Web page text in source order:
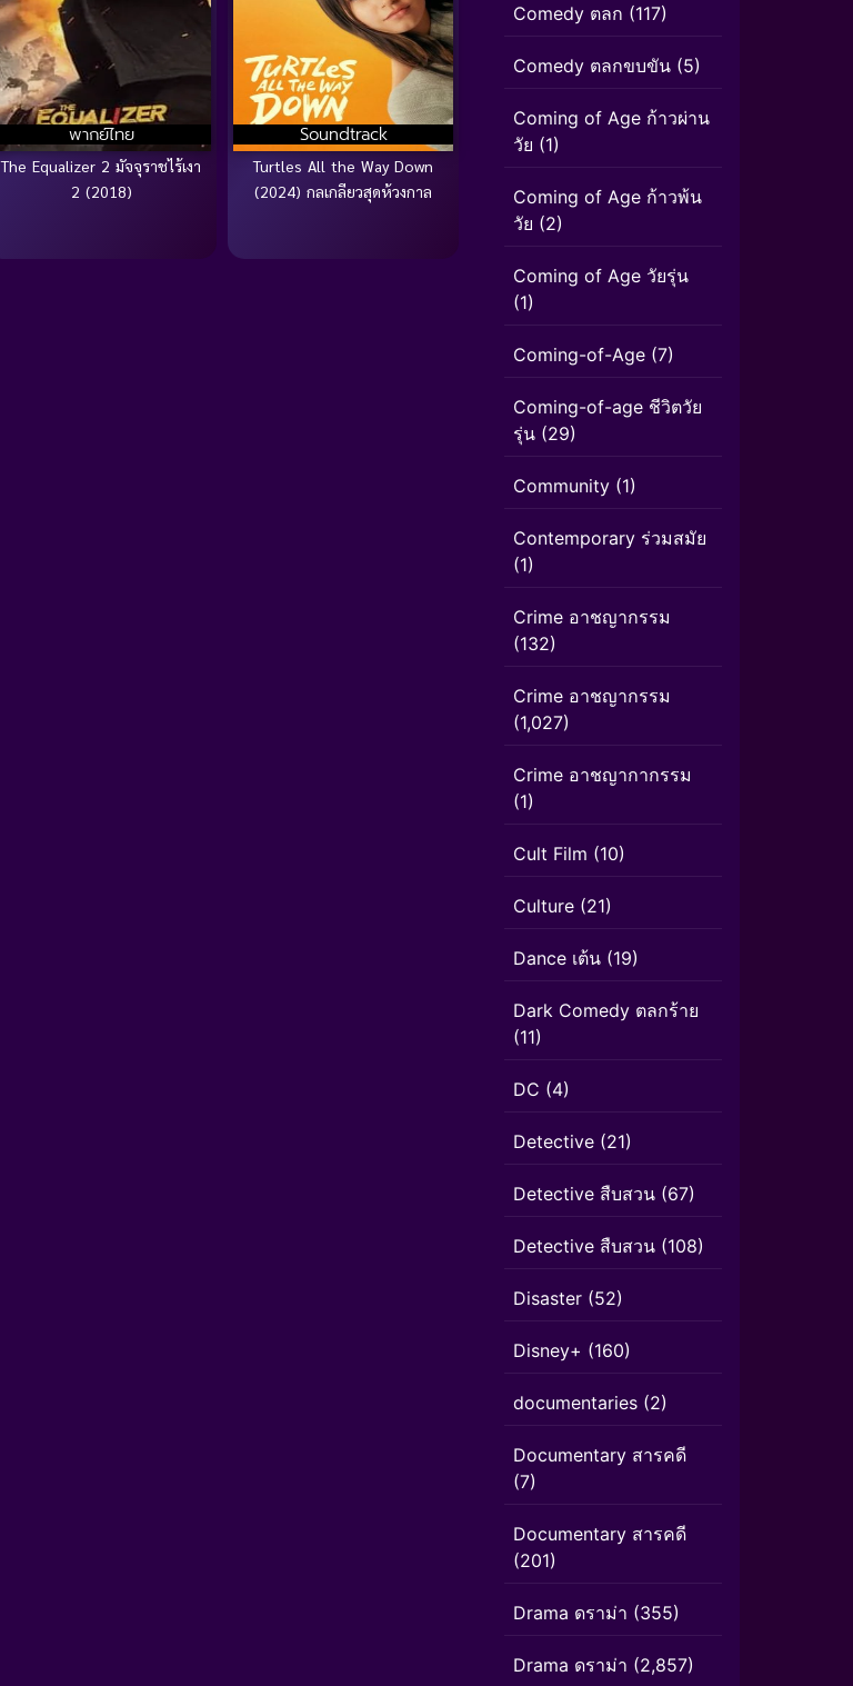
พากย์ไทย
The Equalizer 2 มัจจุราชไร้เงา
2 (2018)
Soundtrack
Turtles All the Way Down
(2024) กลเกลียวสุดห้วงกาล
Comedy ตลก (117)
Comedy ตลกขบขัน (5)
Coming of Age ก้าวผ่าน
วัย (1)
Coming of Age ก้าวพ้น
วัย (2)
Coming of Age วัยรุ่น
(1)
Coming-of-Age (7)
Coming-of-age ชีวิตวัย
รุ่น (29)
Community (1)
Contemporary ร่วมสมัย
(1)
Crime อาชญากรรม
(132)
Crime อาชญากรรม
(1,027)
Crime อาชญากากรรม
(1)
Cult Film (10)
Culture (21)
Dance เต้น (19)
Dark Comedy ตลกร้าย
(11)
DC (4)
Detective (21)
Detective สืบสวน (67)
Detective สืบสวน (108)
Disaster (52)
Disney+ (160)
documentaries (2)
Documentary สารคดี
(7)
Documentary สารคดี
(201)
Drama ดราม่า (355)
Drama ดราม่า (2,857)